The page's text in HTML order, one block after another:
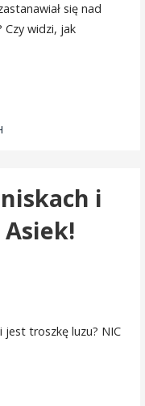
się nad
Czy widzi, jak
i
jest troszkę luzu? NIC